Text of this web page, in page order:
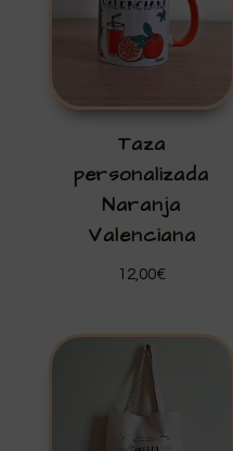
Taza
personalizada
Naranja
Valenciana
12,00€